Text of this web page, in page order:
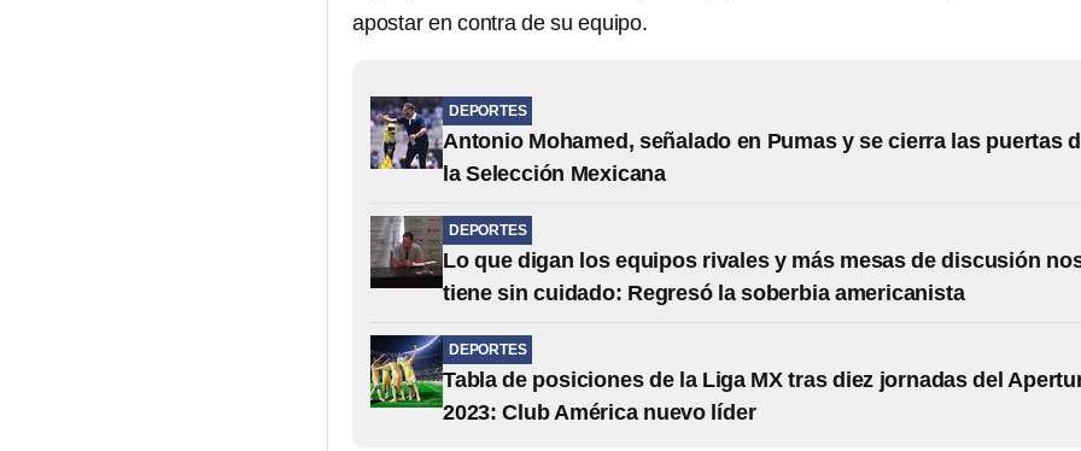
apostar en contra de su equipo.
DEPORTES
Antonio Mohamed, señalado en Pumas y se cierra las puertas
la Selección Mexicana
DEPORTES
Lo que digan los equipos rivales y más mesas de discusión
tiene sin cuidado: Regresó la soberbia americanista
DEPORTES
Tabla de posiciones de la Liga MX tras diez jornadas del
2023: Club América nuevo líder